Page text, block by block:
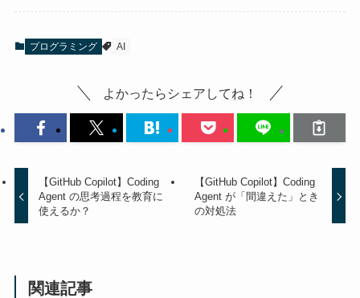
プログラミング AI
よかったらシェアしてね！
【GitHub Copilot】Coding
Agent の思考過程を教育に
使えるか？
【GitHub Copilot】Coding
Agent が「間違えた」とき
の対処法
関連記事